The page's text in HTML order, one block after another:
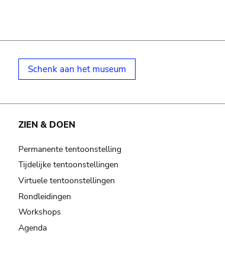
Schenk aan het museum
ZIEN & DOEN
Permanente tentoonstelling
Tijdelijke tentoonstellingen
Virtuele tentoonstellingen
Rondleidingen
Workshops
Agenda